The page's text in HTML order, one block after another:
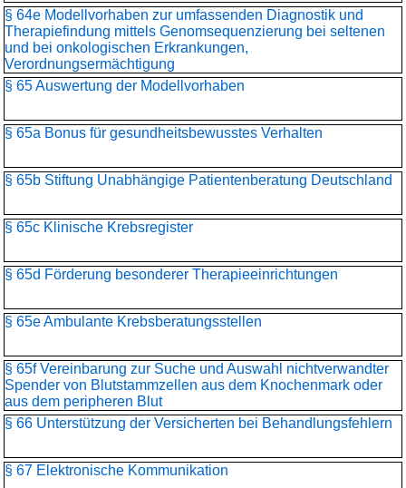
§ 64e Modellvorhaben zur umfassenden Diagnostik und
Therapiefindung mittels Genomsequenzierung bei seltenen
und bei onkologischen Erkrankungen,
Verordnungsermächtigung
§ 65 Auswertung der Modellvorhaben
§ 65a Bonus für gesundheitsbewusstes Verhalten
§ 65b Stiftung Unabhängige Patientenberatung Deutschland
§ 65c Klinische Krebsregister
§ 65d Förderung besonderer Therapieeinrichtungen
§ 65e Ambulante Krebsberatungsstellen
§ 65f Vereinbarung zur Suche und Auswahl nichtverwandter
Spender von Blutstammzellen aus dem Knochenmark oder
aus dem peripheren Blut
§ 66 Unterstützung der Versicherten bei Behandlungsfehlern
§ 67 Elektronische Kommunikation